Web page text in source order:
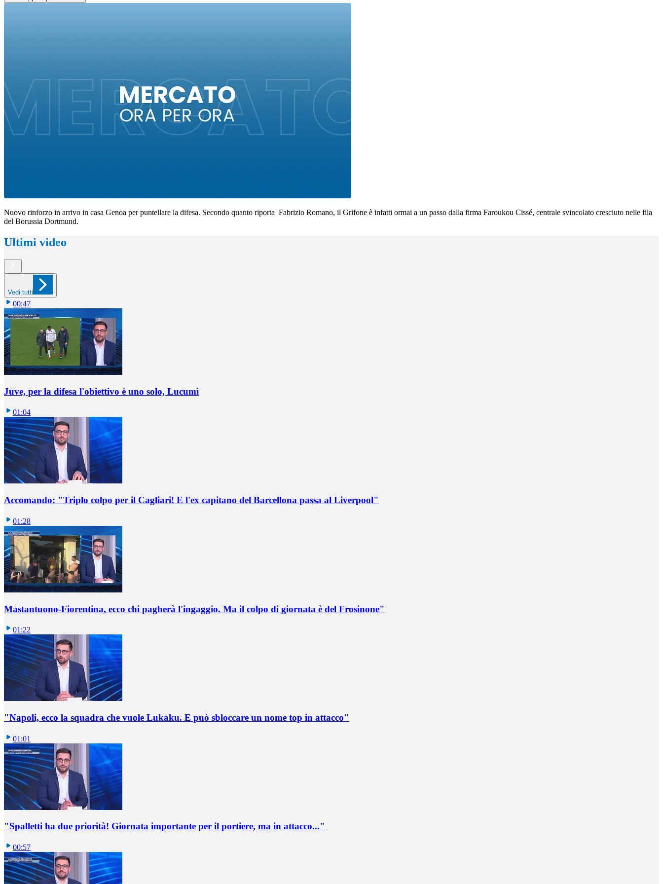
Nuovo rinforzo in arrivo in casa Genoa per puntellare la difesa. Secondo quanto riporta Fabrizio Romano, il Grifone è infatti ormai a un passo dalla firma Faroukou Cissé, centrale svincolato cresciuto nelle fila
del Borussia Dortmund.
Ultimi video
Vedi tutti
00:47
Juve, per la difesa l'obiettivo è uno solo, Lucumì
01:04
Accomando: "Triplo colpo per il Cagliari! E l'ex capitano del Barcellona passa al Liverpool"
01:28
Mastantuono-Fiorentina, ecco chi pagherà l'ingaggio. Ma il colpo di giornata è del Frosinone"
01:22
"Napoli, ecco la squadra che vuole Lukaku. E può sbloccare un nome top in attacco"
01:01
"Spalletti ha due priorità! Giornata importante per il portiere, ma in attacco..."
00:57